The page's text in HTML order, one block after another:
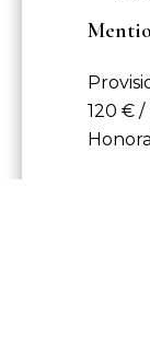
120 € /